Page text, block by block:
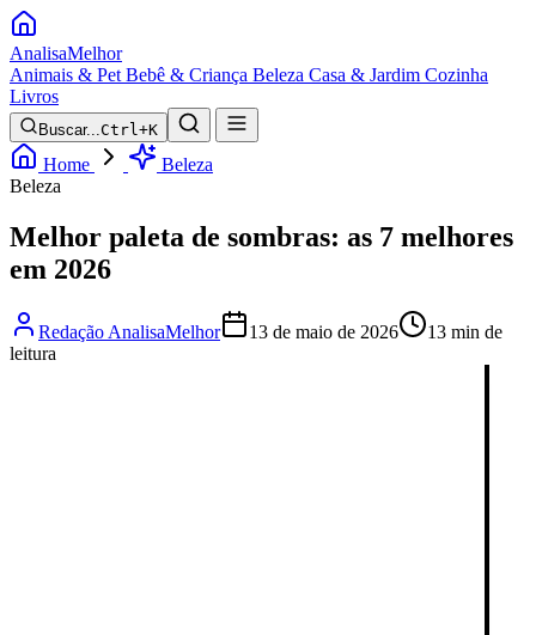
AnalisaMelhor
Animais & Pet Bebê & Criança Beleza Casa & Jardim Cozinha
Livros
Buscar...Ctrl+K
Home
Beleza
Beleza
Melhor paleta de sombras: as 7 melhores
em 2026
Redação AnalisaMelhor 13 de maio de 2026
13 min de
leitura